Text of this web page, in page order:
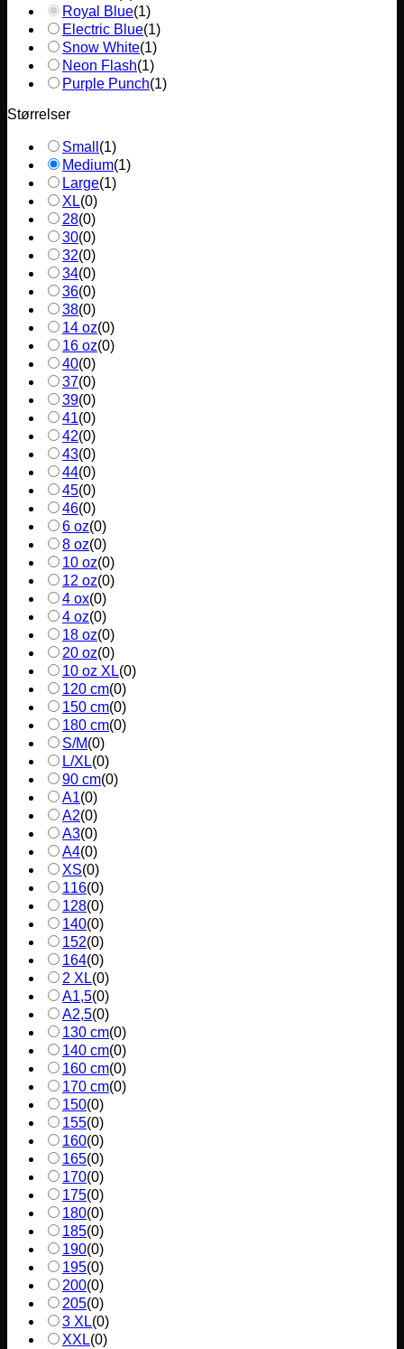
Royal Blue(1)
Electric Blue(1)
Snow White(1)
Neon Flash(1)
Purple Punch(1)
Størrelser
Small (1)
Medium(1)
Large(1)
XL(0)
28(0)
30(0)
32(0)
34(0)
36(0)
38(0)
14 oz(0)
16 oz(0)
40(0)
37(0)
39(0)
41(0)
42(0)
43(0)
44(0)
45(0)
46(0)
6 oz(0)
8 oz(0)
10 oz(0)
12 oz(0)
4 ox(0)
4 oz(0)
18 oz(0)
20 oz(0)
10 oz XL(0)
120 cm(0)
150 cm(0)
180 cm(0)
S/M(0)
L/XL(0)
90 cm(0)
A1(0)
A2(0)
A3(0)
A4(0)
XS(0)
116(0)
128(0)
140(0)
152(0)
164(0)
2 XL(0)
A1,5(0)
A2,5(0)
130 cm(0)
140 cm(0)
160 cm(0)
170 cm(0)
150(0)
155(0)
160(0)
165(0)
170(0)
175(0)
180(0)
185(0)
190(0)
195(0)
200(0)
205(0)
3 XL(0)
XXL(0)